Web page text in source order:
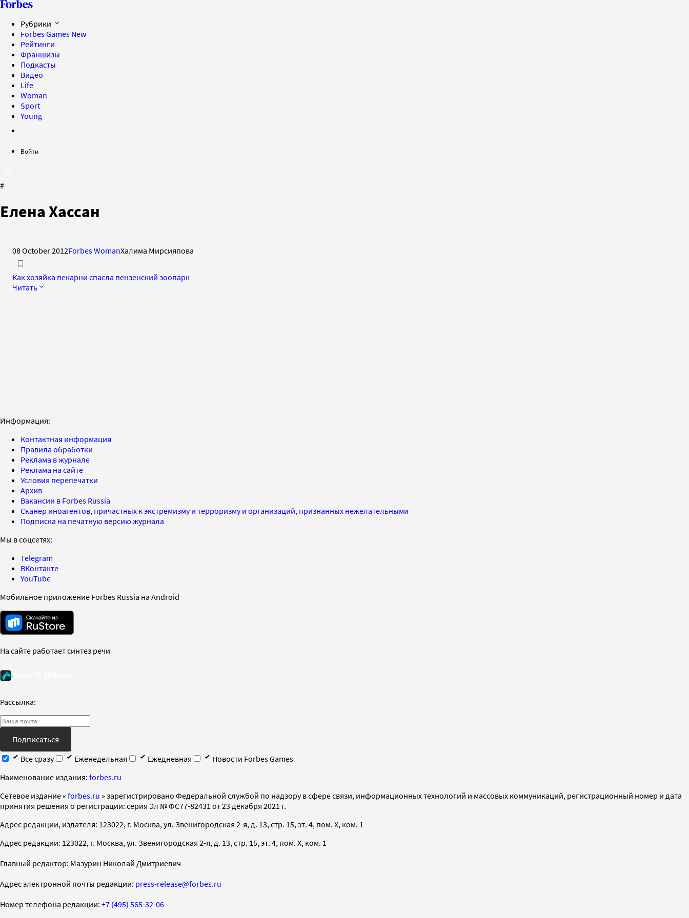
Рубрики
Forbes Games New
Рейтинги
Франшизы
Подкасты
Видео
Life
Woman
Sport
Young
Войти
#
Елена Хассан
08 October 2012Forbes WomanХалима Мирсияпова
Как хозяйка пекарни спасла пензенский зоопарк
Читать
Информация:
Контактная информация
Правила обработки
Реклама в журнале
Реклама на сайте
Условия перепечатки
Архив
Вакансии в Forbes Russia
Сканер иноагентов, причастных к экстремизму и терроризму и организаций, признанных нежелательными
Подписка на печатную версию журнала
Мы в соцсетях:
Telegram
ВКонтакте
YouTube
Мобильное приложение Forbes Russia на Android
На сайте работает синтез речи
Рассылка:
Подписаться
Все сразу
Еженедельная Ежедневная
Новости Forbes Games
Наименование издания: forbes.ru
Cетевое издание « forbes.ru » зарегистрировано Федеральной службой по надзору в сфере связи, информационных технологий и массовых коммуникаций, регистрационный номер и дата
принятия решения о регистрации: серия Эл № ФС77-82431 от 23 декабря 2021 г.
Адрес редакции, издателя: 123022, г. Москва, ул. Звенигородская 2-я, д. 13, стр. 15, эт. 4, пом. X, ком. 1
Адрес редакции: 123022, г. Москва, ул. Звенигородская 2-я, д. 13, стр. 15, эт. 4, пом. X, ком. 1
Главный редактор: Мазурин Николай Дмитриевич
Адрес электронной почты редакции: press-release@forbes.ru
Номер телефона редакции: +7 (495) 565-32-06